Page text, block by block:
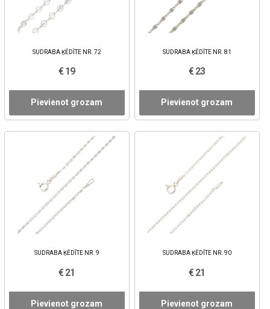
SUDRABA ĶĒDĪTE NR. 72
€ 19
Pievienot grozam
SUDRABA ĶĒDĪTE NR. 81
€ 23
Pievienot grozam
SUDRABA ĶĒDĪTE NR. 9
€ 21
Pievienot grozam
SUDRABA ĶĒDĪTE NR. 90
€ 21
Pievienot grozam